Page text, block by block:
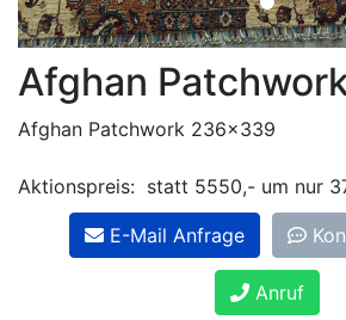
Afghan
Afghan Patchwork 236x339
Aktionspreis: statt 5550,- um nur
E-Mail Anfrage
Anruf